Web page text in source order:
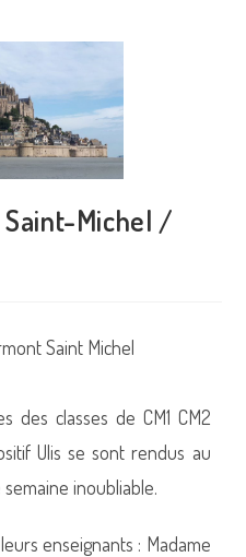
Saint-Michel /
Saint Michel
des classes de CM1 CM2
Ulis se sont rendus au
inoubliable.
enseignants : Madame